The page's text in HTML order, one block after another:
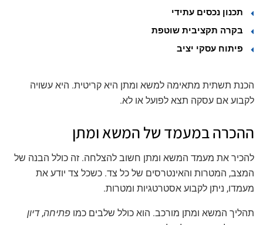
תכנון נכסים עתידי
בקרה תקציבית שוטפת
פיתוח עסקי יציב
הכנת תשתית מתאימה למשא ומתן היא קריטית. היא עשויה
לקבוע אם עסקה תצא לפועל או לא.
ההכרה במעמד של המשא ומתן
להכיר את מעמד המשא ומתן חשוב להצלחה. זה כולל הבנה של
המצב, המטרות והאינטרסים של כל צד. כשכל צד יודע את
מעמדו, ניתן לקבוע אסטרטגיות ומטרות.
תהליך המשא ומתן מורכב. הוא כולל שלבים כמו פתיחה,דיון